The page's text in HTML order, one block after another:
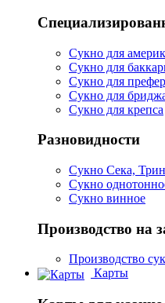
Сукно для
Сукно для
Сукно для
Сукно для
Сукно для крепса
Разновидности
Сукно Сека,
Сукно
Сукно винное
Производство на
Производство
Карты